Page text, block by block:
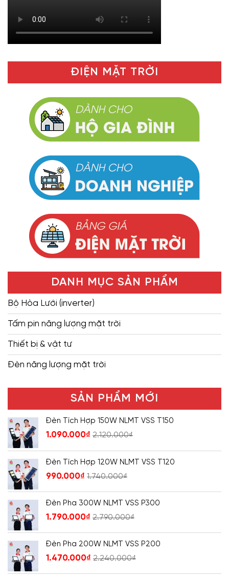
ĐIỆN MẶT TRỜI
DANH MỤC SẢN PHẨM
Bộ Hòa Lưới (inverter)
Tấm pin năng lượng mặt trời
Thiết bị & vật tư
Đèn năng lượng mặt trời
SẢN PHẨM MỚI
Đèn Tích Hợp 150W NLMT VSS T150
1.090.000₫ 2.120.000₫
Đèn Tích Hợp 120W NLMT VSS T120
990.000₫ 1.740.000₫
Đèn Pha 300W NLMT VSS P300
1.790.000₫ 2.790.000₫
Đèn Pha 200W NLMT VSS P200
1.470.000₫ 2.240.000₫